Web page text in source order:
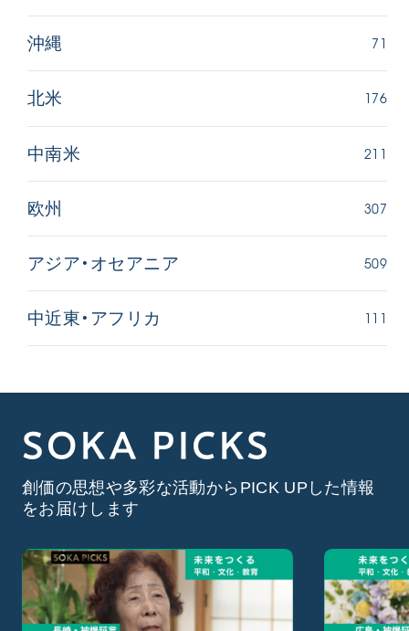
沖縄 71
北米 176
中南米 211
欧州 307
アジア・オセアニア 509
中近東・アフリカ 111
SOKA PICKS
創価の思想や多彩な活動からPICK UPした情報
をお届けします